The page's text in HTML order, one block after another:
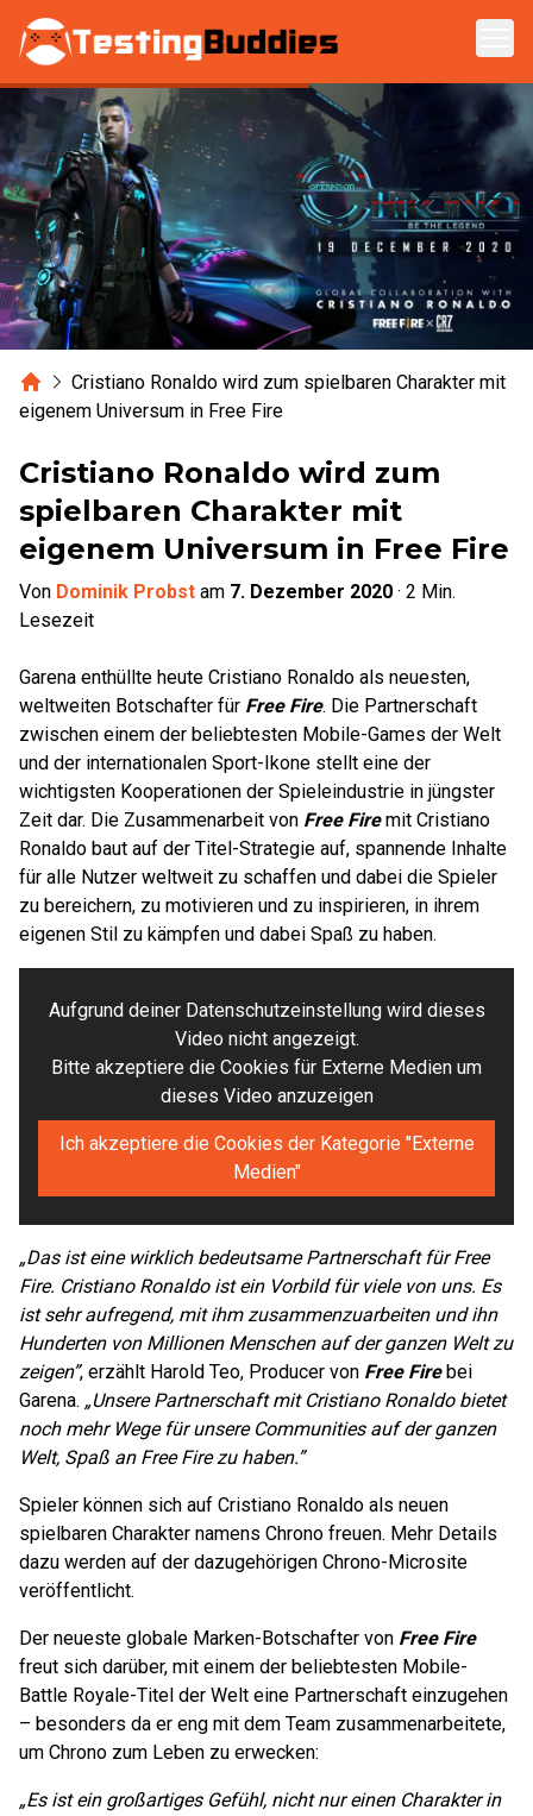
Zum Hauptinhalt springen
HomeCristiano Ronaldo wird zum spielbaren Charakter mit
eigenem Universum in Free Fire
Cristiano Ronaldo wird zum
spielbaren Charakter mit
eigenem Universum in Free Fire
Von Dominik Probst am 7. Dezember 2020 · 2 Min.
Lesezeit
Garena enthüllte heute Cristiano Ronaldo als neuesten,
weltweiten Botschafter für Free Fire. Die Partnerschaft
zwischen einem der beliebtesten Mobile-Games der Welt
und der internationalen Sport-Ikone stellt eine der
wichtigsten Kooperationen der Spieleindustrie in jüngster
Zeit dar. Die Zusammenarbeit von Free Firemit Cristiano
Ronaldo baut auf der Titel-Strategie auf, spannende Inhalte
für alle Nutzer weltweit zu schaffen und dabei die Spieler
zu bereichern, zu motivieren und zu inspirieren, in ihrem
eigenen Stil zu kämpfen und dabei Spaß zu haben.
Aufgrund deiner Datenschutzeinstellung wird dieses
Video nicht angezeigt.
Bitte akzeptiere die Cookies für Externe Medien um
dieses Video anzuzeigen
Ich akzeptiere die Cookies der Kategorie "Externe
Medien"
„Das ist eine wirklich bedeutsame Partnerschaft für Free
Fire. Cristiano Ronaldo ist ein Vorbild für viele von uns. Es
ist sehr aufregend, mit ihm zusammenzuarbeiten und ihn
Hunderten von Millionen Menschen auf der ganzen Welt zu
zeigen”, erzählt Harold Teo, Producer von Free Firebei
Garena. „Unsere Partnerschaft mit Cristiano Ronaldo bietet
noch mehr Wege für unsere Communities auf der ganzen
Welt, Spaß an Free Fire zu haben.”
Spieler können sich auf Cristiano Ronaldo als neuen
spielbaren Charakter namens Chrono freuen. Mehr Details
dazu werden auf der dazugehörigen Chrono-Microsite
veröffentlicht.
Der neueste globale Marken-Botschafter von Free Fire
freut sich darüber, mit einem der beliebtesten Mobile-
Battle Royale-Titel der Welt eine Partnerschaft einzugehen
– besonders da er eng mit dem Team zusammenarbeitete,
um Chrono zum Leben zu erwecken:
„Es ist ein großartiges Gefühl, nicht nur einen Charakter in